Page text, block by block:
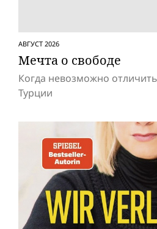
АВГУСТ 2026
Мечта о свободе
Когда невозможно
Турции